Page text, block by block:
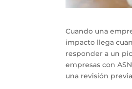
Cuando una
impacto llega
responder a un
empresas con
una revisión